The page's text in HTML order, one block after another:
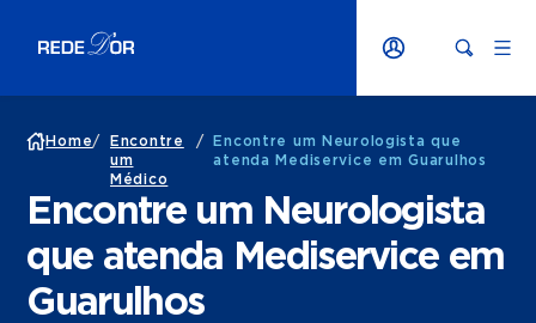
Home/
Encontre
um
Médico
/
Encontre um Neurologista que
atenda Mediservice em Guarulhos
Encontre um Neurologista
que atenda Mediservice em
Guarulhos